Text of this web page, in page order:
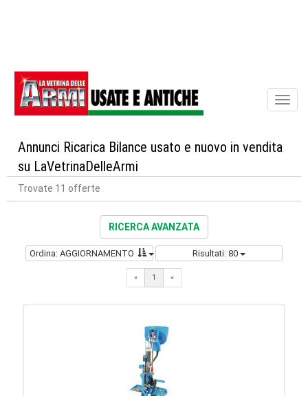
Annunci Ricarica Bilance usato e nuovo in vendita
su LaVetrinaDelleArmi
Trovate 11 offerte
RICERCA AVANZATA
Ordina: AGGIORNAMENTO Risultati: 80
« 1 «